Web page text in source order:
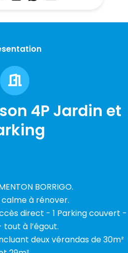
4P Jardin et
BORRIGO.
calme à rénover.
direct - 1 Parking couvert -
à l’égout.
deux vérandas de 30m²